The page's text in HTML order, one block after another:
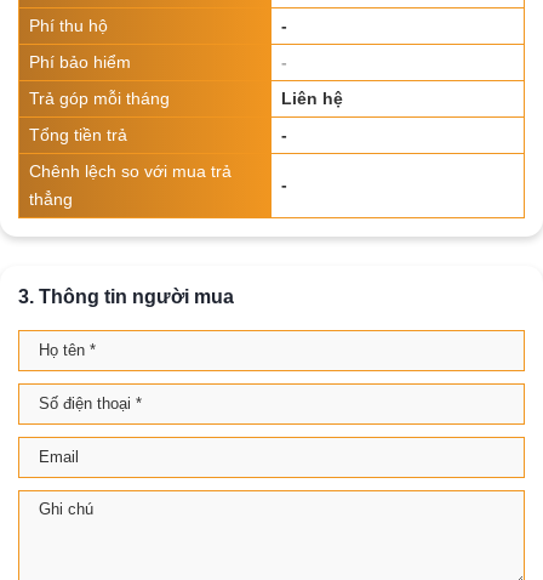
Phí thu hộ
-
Phí bảo hiểm
-
Trả góp mỗi tháng
Liên hệ
Tổng tiền trả
-
Chênh lệch so với mua trả
thẳng
-
3. Thông tin người mua